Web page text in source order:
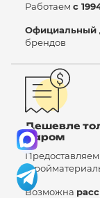
Работаем с
Официальный
брендов
Дешевле
даром
Предоставляем
Возможна